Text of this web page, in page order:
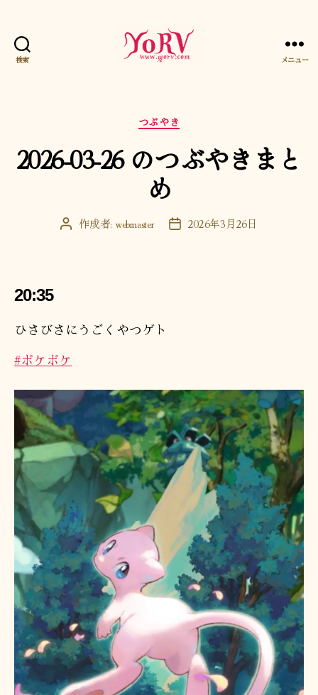
検索 メニュー
カ
テ
ゴ
リ
ー
つぶやき
2026-03-26 のつぶやきまと
め
投 作成者: webmaster
投 2026年3月26日
20:35
ひさびさにうごくやつゲト
#ポケポケ